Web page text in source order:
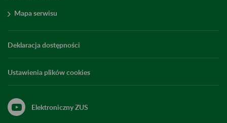
Mapa serwisu
Deklaracja dostępności
Ustawienia plików cookies
Elektroniczny ZUS